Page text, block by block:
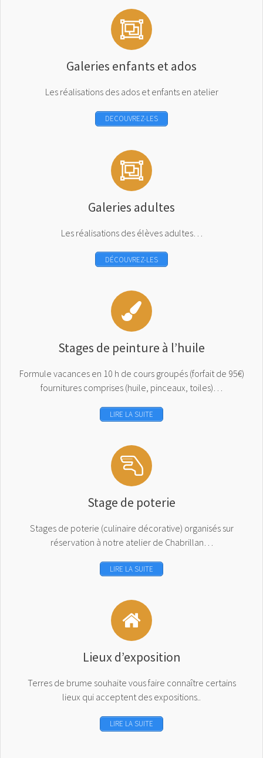
Galeries enfants et ados
Les réalisations des ados et enfants en atelier
DECOUVREZ-LES
Galeries adultes
Les réalisations des élèves adultes…
DÉCOUVREZ-LES
Stages de peinture à l’huile
Formule vacances en 10 h de cours groupés (forfait de 95€)
fournitures comprises (huile, pinceaux, toiles)…
LIRE LA SUITE
Stage de poterie
Stages de poterie (culinaire décorative) organisés sur
réservation à notre atelier de Chabrillan…
LIRE LA SUITE
Lieux d’exposition
Terres de brume souhaite vous faire connaître certains
lieux qui acceptent des expositions..
LIRE LA SUITE